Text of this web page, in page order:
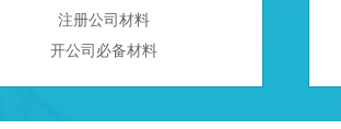
注册公司材料
开公司必备材料